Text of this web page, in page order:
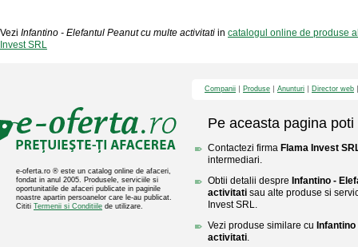
Vezi Infantino - Elefantul Peanut cu multe activitati in catalogul online de produse
Invest SRL
e-oferta.ro ® este un catalog online de afaceri,
fondat in anul 2005. Produsele, serviciile si
oportunitatile de afaceri publicate in paginile
noastre apartin persoanelor care le-au publicat.
Cititi Termenii si Conditiile de utilizare.
Companii Produse Anunturi Director web
Pe aceasta pagina poti
Contactezi firma Flama Invest
intermediari.
Obtii detalii despre Infantino -
activitati sau alte produse si
Invest SRL.
Vezi produse similare cu
activitati.